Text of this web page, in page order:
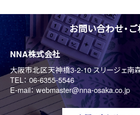
お問い合わせ・
NNA株式会社
大阪市北区天神橋3-2-10 スリージェ南
TEL：06-6355-5546
E-mail：webmaster@nna-osaka.co.jp